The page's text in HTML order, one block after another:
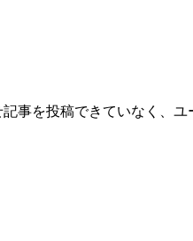
事を投稿できていなく、